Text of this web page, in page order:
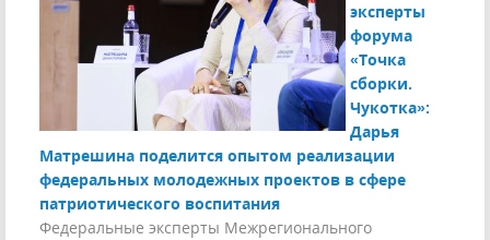
эксперты
форума
«Точка
сборки.
Чукотка»:
Дарья
Матрешина поделится опытом реализации
федеральных молодежных проектов в сфере
патриотического воспитания
Федеральные эксперты Межрегионального